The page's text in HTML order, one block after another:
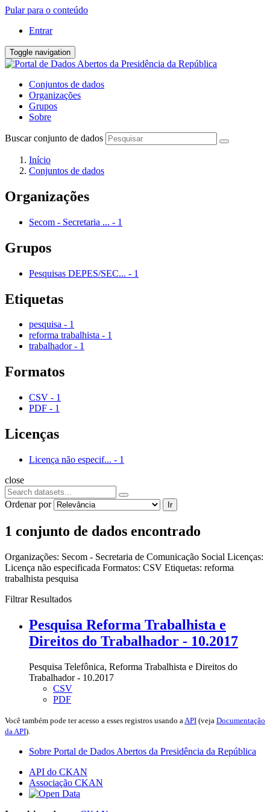
Pular para o conteúdo
Entrar
Toggle navigation
Conjuntos de dados
Organizações
Grupos
Sobre
Buscar conjunto de dados
Início
Conjuntos de dados
Organizações
Secom - Secretaria ... - 1
Grupos
Pesquisas DEPES/SEC... - 1
Etiquetas
pesquisa - 1
reforma trabalhista - 1
trabalhador - 1
Formatos
CSV - 1
PDF - 1
Licenças
Licença não especif... - 1
close
Ordenar por Ir
1 conjunto de dados encontrado
Organizações: Secom - Secretaria de Comunicação Social Licenças:
Licença não especificada Formatos: CSV Etiquetas: reforma
trabalhista pesquisa
Filtrar Resultados
Pesquisa Reforma Trabalhista e
Direitos do Trabalhador - 10.2017
Pesquisa Telefônica, Reforma Trabalhista e Direitos do
Trabalhador - 10.2017
CSV
PDF
Você também pode ter acesso a esses registros usando a API (veja Documentação
da API).
Sobre Portal de Dados Abertos da Presidência da República
API do CKAN
Associação CKAN